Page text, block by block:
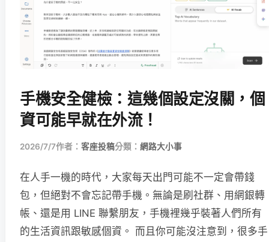
手機安全健檢：這幾個設定沒關，個
資可能早就在外流！
2026/7/7作者： 客座投稿分類： 網路大小事
在人手一機的時代，大家每天出門可能不一定會帶錢
包，但絕對不會忘記帶手機。無論是刷社群、用網銀轉
帳、還是用 LINE 聯繫朋友，手機裡幾乎裝著人們所有
的生活資訊跟敏感個資。 而且你可能沒注意到，很多手